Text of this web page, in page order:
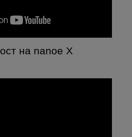
на nanoe X